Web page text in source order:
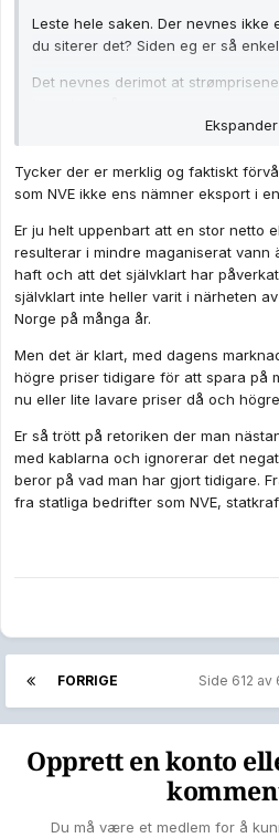
Leste hele saken. Der nevnes ikke
du siterer det? Siden eg er så
Det nevnes derimot at
Ekspander
Tycker der er merklig og faktiskt
som NVE ikke ens nämner eksport i
Er ju helt uppenbart att en stor netto
resulterar i mindre maganiserat vann
haft och att det självklart har
självklart inte heller varit i närheten
Norge på många år.
Men det är klart, med dagens
högre priser tidigare för att spara på
nu eller lite lavare priser då och
Er så trött på retoriken der man
med kablarna och ignorerar det
beror på vad man har gjort tidigare.
fra statliga bedrifter som NVE,
FORRIGE Side 612 av
Opprett en konto
Du må være et medlem for å